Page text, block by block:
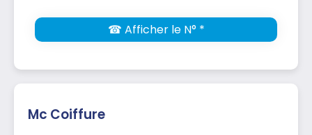
☎ Afficher le N° *
Mc Coiffure